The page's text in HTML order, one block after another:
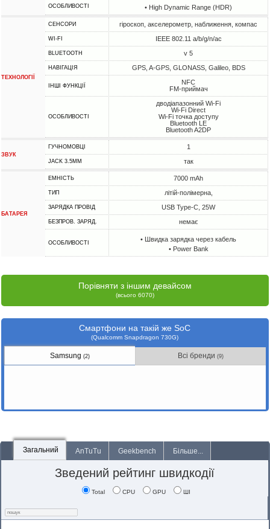
ОСОБЛИВОСТІ • High Dynamic Range (HDR)
ТЕХНОЛОГІЇ
СЕНСОРИ гіроскоп, акселерометр, наближення, компас
WI-FI IEEE 802.11 a/b/g/n/ac
BLUETOOTH v 5
НАВІГАЦІЯ GPS, A-GPS, GLONASS, Galileo, BDS
ІНШІ ФУНКЦІЇ
NFC
FM-приймач
ОСОБЛИВОСТІ
дводіапазонний Wi-Fi
Wi-Fi Direct
Wi-Fi точка доступу
Bluetooth LE
Bluetooth A2DP
ЗВУК
ГУЧНОМОВЦІ 1
JACK 3.5MM так
БАТАРЕЯ
ЕМНІСТЬ 7000 mAh
ТИП літій-полімерна,
ЗАРЯДКА ПРОВІД USB Type-C, 25W
БЕЗПРОВ. ЗАРЯД. немає
ОСОБЛИВОСТІ
• Швидка зарядка через кабель
• Power Bank
Порівняти з іншим девайсом
(всього 6070)
Смартфони на такій же SoC
(Qualcomm Snapdragon 730G)
Samsung (2) Всі бренди (9)
Загальний AnTuTu Geekbench Більше...
Зведений рейтинг швидкодії
Total CPU GPU ШІ